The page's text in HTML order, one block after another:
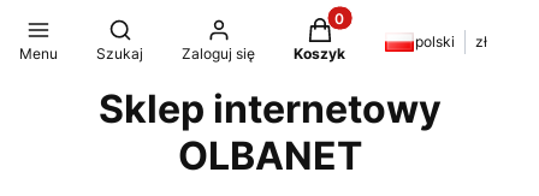
Menu
Otwórz wyszukiwarkę
Szukaj Zaloguj się
Produkty w koszyku: 0.
Koszyk
polski zł
Sklep internetowy
OLBANET